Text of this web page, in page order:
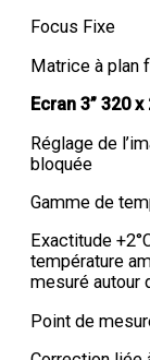
Focus Fixe
Matrice à plan
Ecran 3” 320
Réglage de
bloquée
Gamme de
Exactitude
température
mesuré autour
Point de